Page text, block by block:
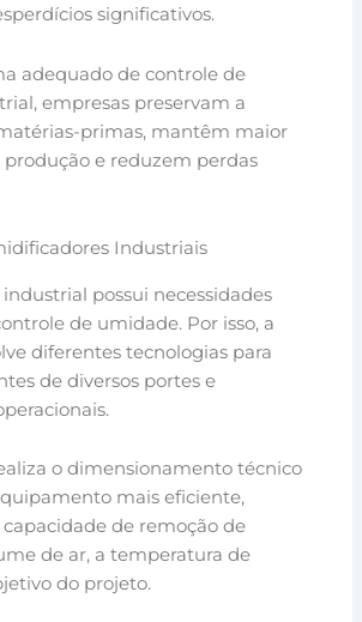
significativos.
adequado de controle de
empresas preservam a
primas, mantêm maior
e reduzem perdas
Industriais
possui necessidades
de umidade. Por isso, a
diferentes tecnologias para
de diversos portes e
o dimensionamento técnico
mais eficiente,
de remoção de
de ar, a temperatura de
do projeto.